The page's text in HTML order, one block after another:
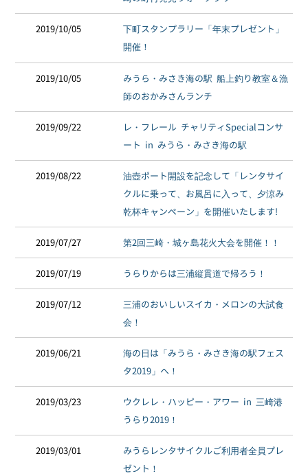
2019/10/05
下町スタンプラリー「年末プレゼント」
開催！
2019/10/05
みうら・みさき海の駅 船上釣り教室＆漁
師のおかみさんランチ
2019/09/22
レ・フレール チャリティSpecialコンサ
ート in みうら・みさき海の駅
2019/08/22
油壺ポート開設を記念して「レンタサイ
クルに乗って、お風呂に入って、夕涼み
乾杯キャンペーン」を開催いたします!
2019/07/27 第2回三崎・城ヶ島花火大会を開催！！
2019/07/19 うらりからは三浦縦貫道で帰ろう！
2019/07/12
三浦のおいしいスイカ・メロンの大試食
会！
2019/06/21
海の日は「みうら・みさき海の駅フェス
タ2019」へ！
2019/03/23
ウクレレ・ハッピー・アワー in 三崎港
うらり2019！
2019/03/01
みうらレンタサイクルご利用者全員プレ
ゼント！